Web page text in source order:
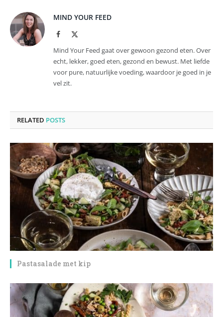
MIND YOUR FEED
Facebook
Mind Your Feed gaat over gewoon gezond eten. Over
echt, lekker, goed eten, gezond en bewust. Met liefde
voor pure, natuurlijke voeding, waardoor je goed in je
vel zit.
RELATED POSTS
Pastasalade met kip